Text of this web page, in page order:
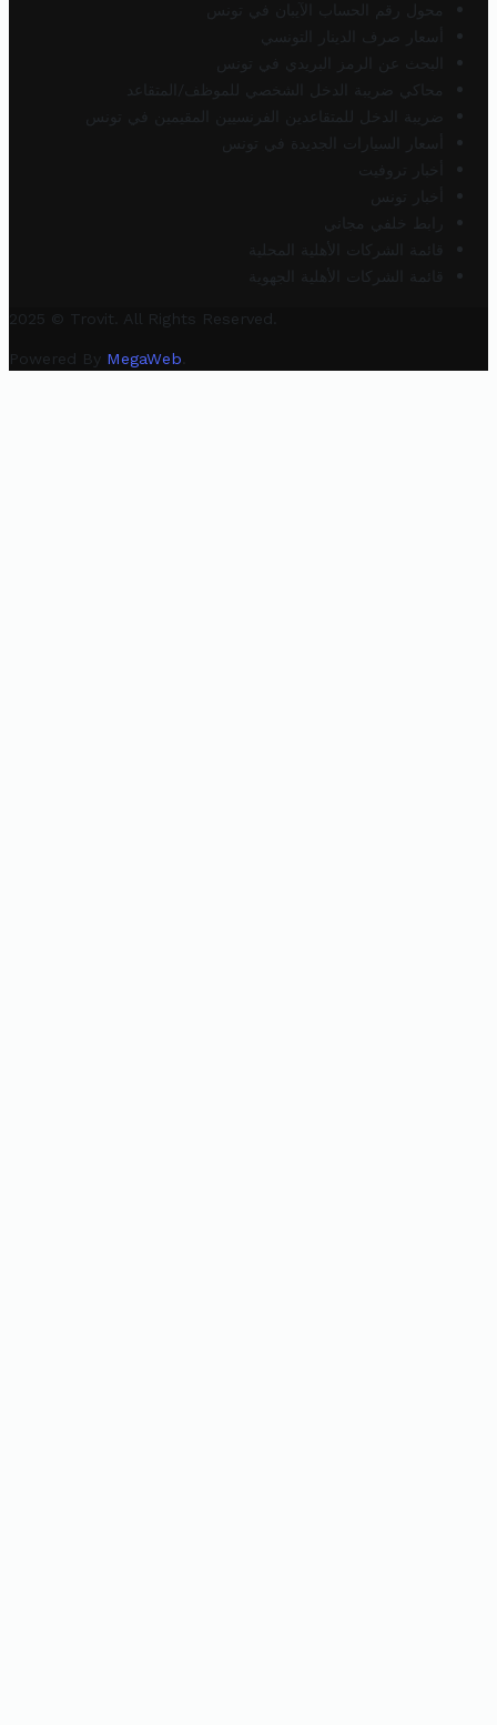
محول رقم الحساب الآيبان في تونس
أسعار صرف الدينار التونسي
البحث عن الرمز البريدي في تونس
محاكي ضريبة الدخل الشخصي للموظف/المتقاعد
ضريبة الدخل للمتقاعدين الفرنسيين المقيمين في تونس
أسعار السيارات الجديدة في تونس
أخبار تروفيت
أخبار تونس
رابط خلفي مجاني
قائمة الشركات الأهلية المحلية
قائمة الشركات الأهلية الجهوية
2025 © Trovit. All Rights Reserved.
Powered By MegaWeb